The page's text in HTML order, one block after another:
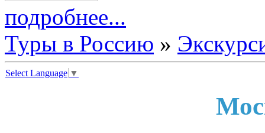
подробнее...
Туры в Россию »
Select Language ▼